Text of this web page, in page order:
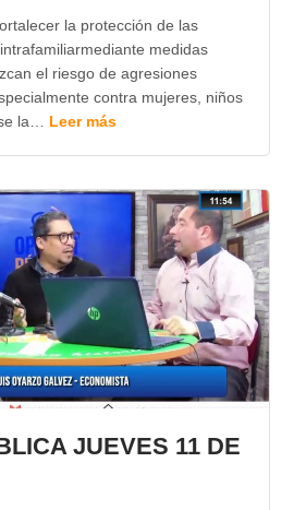
la protección de las
medidas
el riesgo de agresiones
contra mujeres, niños
la… Leer más
JUEVES 11 DE